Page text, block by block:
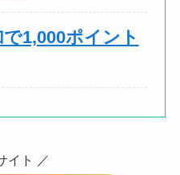
1,000ポイント
イト ／